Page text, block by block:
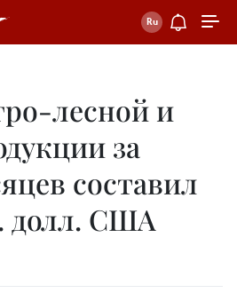
лесной и
за
составил
долл. США